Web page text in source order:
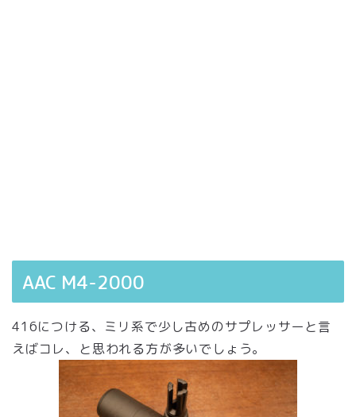
AAC M4-2000
416につける、ミリ系で少し古めのサプレッサーと言
えばコレ、と思われる方が多いでしょう。